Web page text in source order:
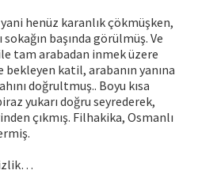
henüz karanlık çökmüşken,
başında görülmüş. Ve
tam arabadan inmek üzere
katil, arabanın yanına
doğrultmuş.. Boyu kısa
yukarı doğru seyrederek,
çıkmış. Filhakika, Osmanlı